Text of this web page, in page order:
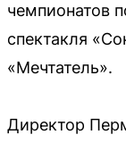
чемпионатов
спектакля
«Мечтатель».
Директор